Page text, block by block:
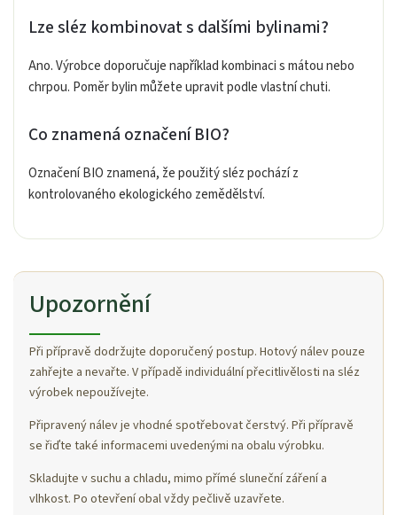
Lze sléz kombinovat s dalšími bylinami?
Ano. Výrobce doporučuje například kombinaci s mátou nebo
chrpou. Poměr bylin můžete upravit podle vlastní chuti.
Co znamená označení BIO?
Označení BIO znamená, že použitý sléz pochází z
kontrolovaného ekologického zemědělství.
Upozornění
Při přípravě dodržujte doporučený postup. Hotový nálev pouze
zahřejte a nevařte. V případě individuální přecitlivělosti na sléz
výrobek nepoužívejte.
Připravený nálev je vhodné spotřebovat čerstvý. Při přípravě
se řiďte také informacemi uvedenými na obalu výrobku.
Skladujte v suchu a chladu, mimo přímé sluneční záření a
vlhkost. Po otevření obal vždy pečlivě uzavřete.